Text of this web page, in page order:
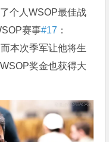
个人WSOP最佳战
赛事#17 ：
本次季军让他将生
奖金也获得大